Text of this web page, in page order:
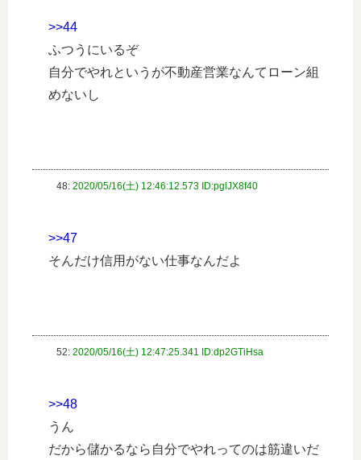
>>44
ふつうにいるぞ
自分でやれというが不動産営業なんてローン組
めないし
48: 2020/05/16(土) 12:46:12.573 ID:pglJX8f40
>>47
そんだけ信用がない仕事なんだよ
52: 2020/05/16(土) 12:47:25.341 ID:dp2GTiHsa
>>48
うん
だから儲かるなら自分でやれってのは筋違いだ